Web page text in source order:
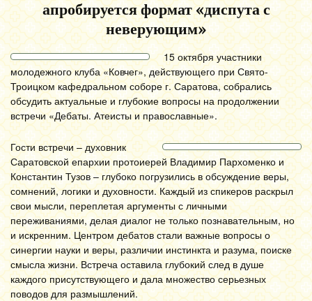
апробируется формат «диспута с
неверующим»
15 октября участники
молодежного клуба «Ковчег», действующего при Свято-
Троицком кафедральном соборе г. Саратова, собрались
обсудить актуальные и глубокие вопросы на продолжении
встречи «Дебаты. Атеисты и православные».
Гости встречи – духовник
Саратовской епархии протоиерей Владимир Пархоменко и
Константин Тузов – глубоко погрузились в обсуждение веры,
сомнений, логики и духовности. Каждый из спикеров раскрыл
свои мысли, переплетая аргументы с личными
переживаниями, делая диалог не только познавательным, но
и искренним. Центром дебатов стали важные вопросы о
синергии науки и веры, различии инстинкта и разума, поиске
смысла жизни. Встреча оставила глубокий след в душе
каждого присутствующего и дала множество серьезных
поводов для размышлений.